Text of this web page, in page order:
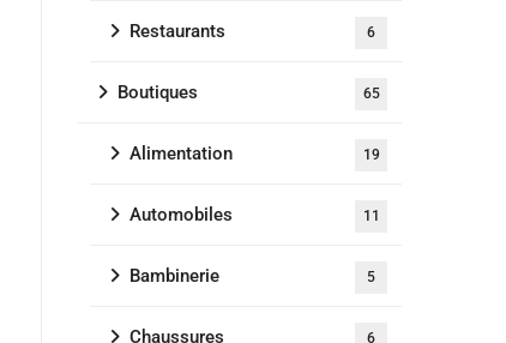
Restaurants 6
Boutiques 65
Alimentation 19
Automobiles 11
Bambinerie 5
Chaussures 6